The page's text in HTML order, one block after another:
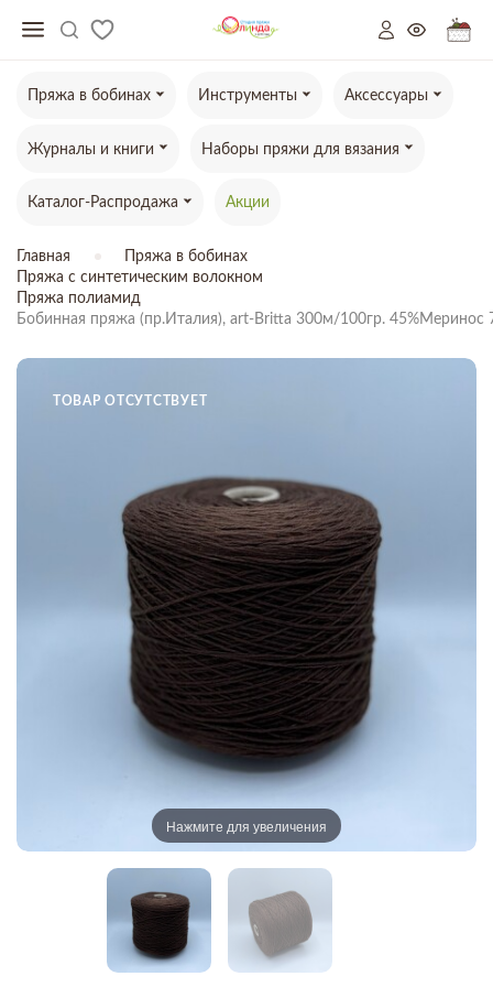
Пряжа в бобинах Инструменты Аксессуары
Журналы и книги Наборы пряжи для вязания
Каталог-Распродажа Акции
Главная
Пряжа в бобинах
Пряжа с синтетическим волокном
Пряжа полиамид
Бобинная пряжа (пр.Италия), art-Britta 300м/100гр.
ТОВАР ОТСУТСТВУЕТ
Нажмите для увеличения